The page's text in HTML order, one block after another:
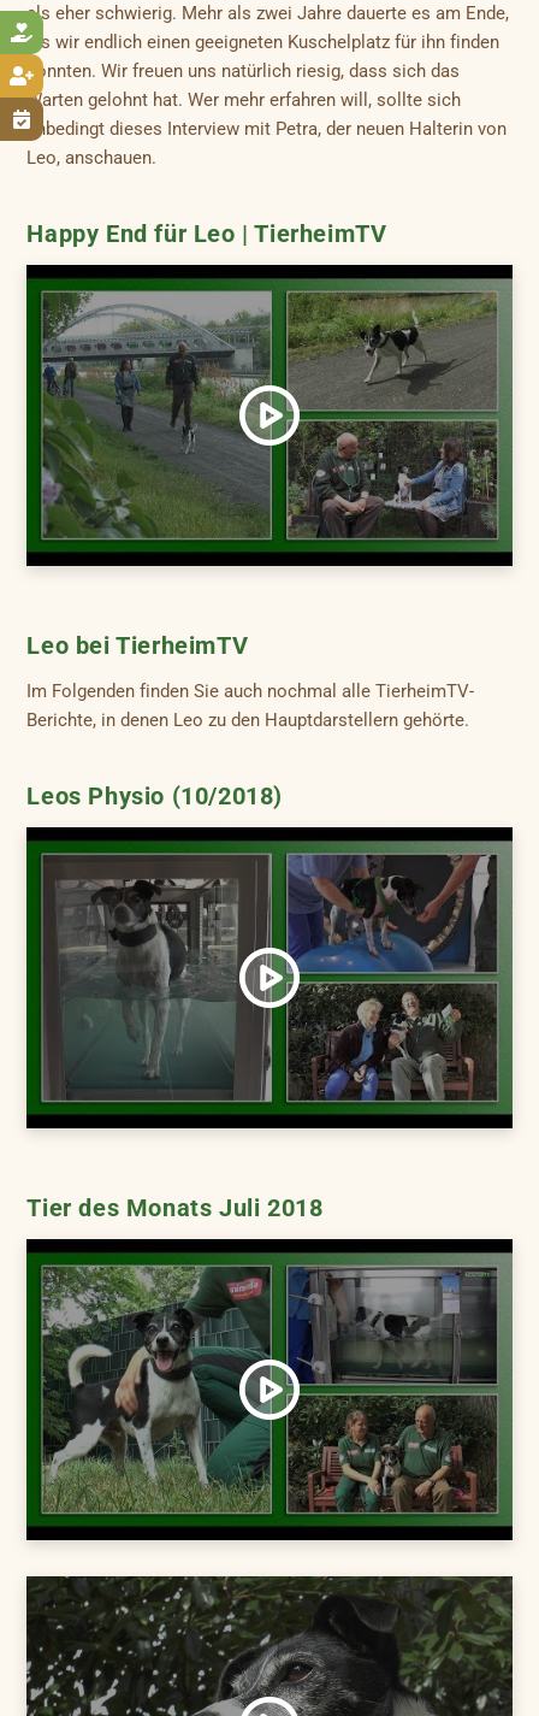



als eher schwierig. Mehr als zwei Jahre dauerte es am Ende,
bis wir endlich einen geeigneten Kuschelplatz für ihn finden
konnten. Wir freuen uns natürlich riesig, dass sich das
Warten gelohnt hat. Wer mehr erfahren will, sollte sich
unbedingt dieses Interview mit Petra, der neuen Halterin von
Leo, anschauen.
Happy End für Leo | TierheimTV
Leo bei TierheimTV
Im Folgenden finden Sie auch nochmal alle TierheimTV-
Berichte, in denen Leo zu den Hauptdarstellern gehörte.
Leos Physio (10/2018)
Tier des Monats Juli 2018